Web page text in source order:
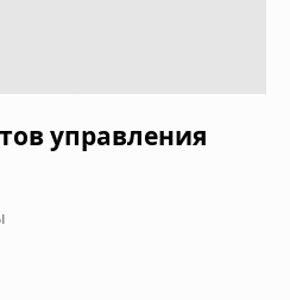
управления